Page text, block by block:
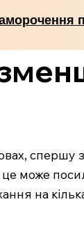
спершу
це може
на